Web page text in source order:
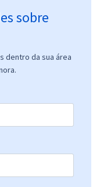
sobre
dentro da sua área